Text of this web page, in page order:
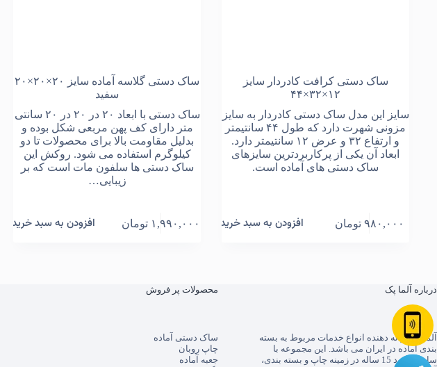
ساک دستی کرافت کادردار سایز
۱۲×۳۲×۴۴
سایز این مدل ساک دستی کادردار به سایز
مزونی شهرت دارد که طول ۴۴ سانتیمتر
و ارتفاع ۳۲ و عرض ۱۲ سانتیمتر دارد.
ابعاد آن یکی از پرکاربردترین سایزهای
ساک دستی های آماده است.
۹۸۰,۰۰۰ تومان افزودن به سبد خرید
ساک دستی گلاسه آماده سایز ۲۰×۲۰×۲۰
سفید
ساک دستی با ابعاد ۲۰ در ۲۰ در ۲۰ سانتی
متر دارای کف پهن مربعی شکل بوده و
بدلیل مقاومت بالا برای محصولات تا دو
کیلوگرم استفاده می شود. روکش این
ساک دستی ها سلفون مات است که بر
زیبایی…
۱,۹۹۰,۰۰۰ تومان افزودن به سبد خرید
درباره آلما پک
آلما پکارائه دهنده انواع خدمات مربوط به بسته
بندی آماده در ایران می باشد. این مجموعه با
سابقه حدود 15 ساله در زمینه چاپ و بسته بندی،
محصولات پر فروش
ساک دستی آماده
چاپ روبان
جعبه آماده